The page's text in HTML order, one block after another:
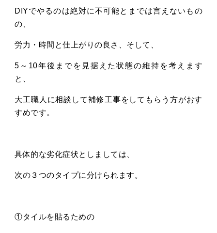
DIYでやるのは絶対に不可能とまでは言えないもの
の、
労力・時間と仕上がりの良さ、そして、
5 ～ 10年後までを見据えた状態の維持を考えます
と、
大工職人に相談して補修工事をしてもらう方がおす
すめです。
具体的な劣化症状としましては、
次の３つのタイプに分けられます。
①タイルを貼るための